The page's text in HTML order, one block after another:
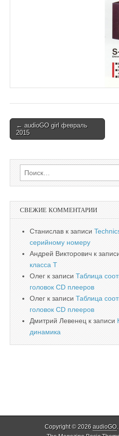
Post
navigation
← audioGO girl февраль
2015
Найти:
СВЕЖИЕ КОММЕНТАРИИ
Станислав к записи
серийному номеру
Андрей Викторович к
класса T
Олег к записи Таблица
головок CD плееров
Олег к записи Таблица
головок CD плееров
Дмитрий Левенец к записи
динамика
Copyright © 2026 audioGO